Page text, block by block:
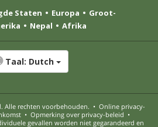
Staten Europa
Groot-
Nepal Afrika
Taal: Dutch
. Alle rechten voorbehouden. • Online privacy-
• Opmerking over privacy-beleid •
gevallen worden niet gegarandeerd en